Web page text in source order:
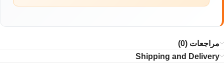
مراجعات (0)
Shipping and Delivery